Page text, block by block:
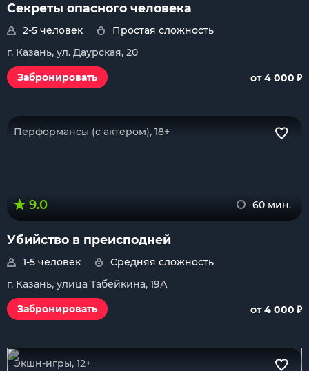
Секреты опасного человека
2-5 человек
Простая сложность
г. Казань, ул. Даурская, 20
Забронировать
от 4 000 ₽
Перформансы (с актером), 18+
9.0 60 мин.
Убийство в преисподней
1-5 человек
Средняя сложность
г. Казань, улица Табейкина, 19А
Забронировать
от 4 000 ₽
Экшн-игры, 12+